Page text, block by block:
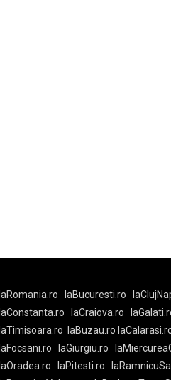
laRomania.ro laBucuresti.ro
laConstanta.ro
laCraiova.ro
laTimisoara.ro
laBuzau.ro
laFocsani.ro
laGiurgiu.ro
laOradea.ro
laPitesti.ro